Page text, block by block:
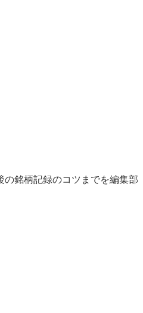
銘柄記録のコツまでを編集部